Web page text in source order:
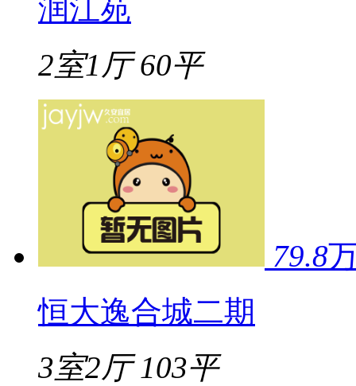
润江苑
2室1厅 60平
79.8
恒大逸合城二期
3室2厅 103平